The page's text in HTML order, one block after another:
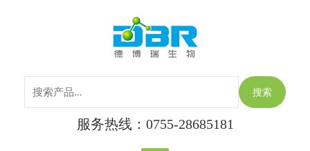
主
菜
单
搜索
服务热线：0755-28685181